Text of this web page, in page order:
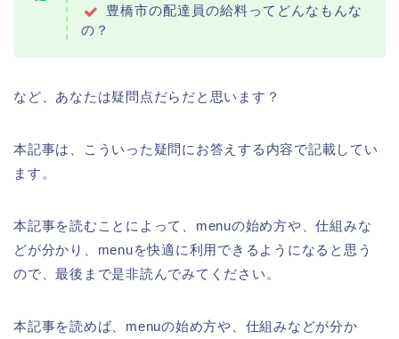
豊橋市の配達員の給料ってどんなもんな
の？
など、あなたは疑問点だらだと思います？
本記事は、こういった疑問にお答えする内容で記載してい
ます。
本記事を読むことによって、menuの始め方や、仕組みな
どが分かり、menuを快適に利用できるようになると思う
ので、最後まで是非読んでみてください。
本記事を読めば、menuの始め方や、仕組みなどが分か